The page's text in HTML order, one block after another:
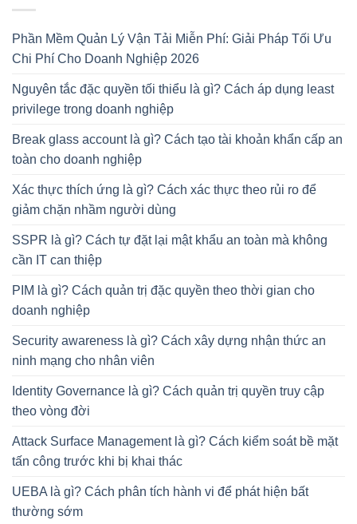
Phần Mềm Quản Lý Vận Tải Miễn Phí: Giải Pháp Tối Ưu
Chi Phí Cho Doanh Nghiệp 2026
Nguyên tắc đặc quyền tối thiểu là gì? Cách áp dụng least
privilege trong doanh nghiệp
Break glass account là gì? Cách tạo tài khoản khẩn cấp an
toàn cho doanh nghiệp
Xác thực thích ứng là gì? Cách xác thực theo rủi ro để
giảm chặn nhầm người dùng
SSPR là gì? Cách tự đặt lại mật khẩu an toàn mà không
cần IT can thiệp
PIM là gì? Cách quản trị đặc quyền theo thời gian cho
doanh nghiệp
Security awareness là gì? Cách xây dựng nhận thức an
ninh mạng cho nhân viên
Identity Governance là gì? Cách quản trị quyền truy cập
theo vòng đời
Attack Surface Management là gì? Cách kiểm soát bề mặt
tấn công trước khi bị khai thác
UEBA là gì? Cách phân tích hành vi để phát hiện bất
thường sớm